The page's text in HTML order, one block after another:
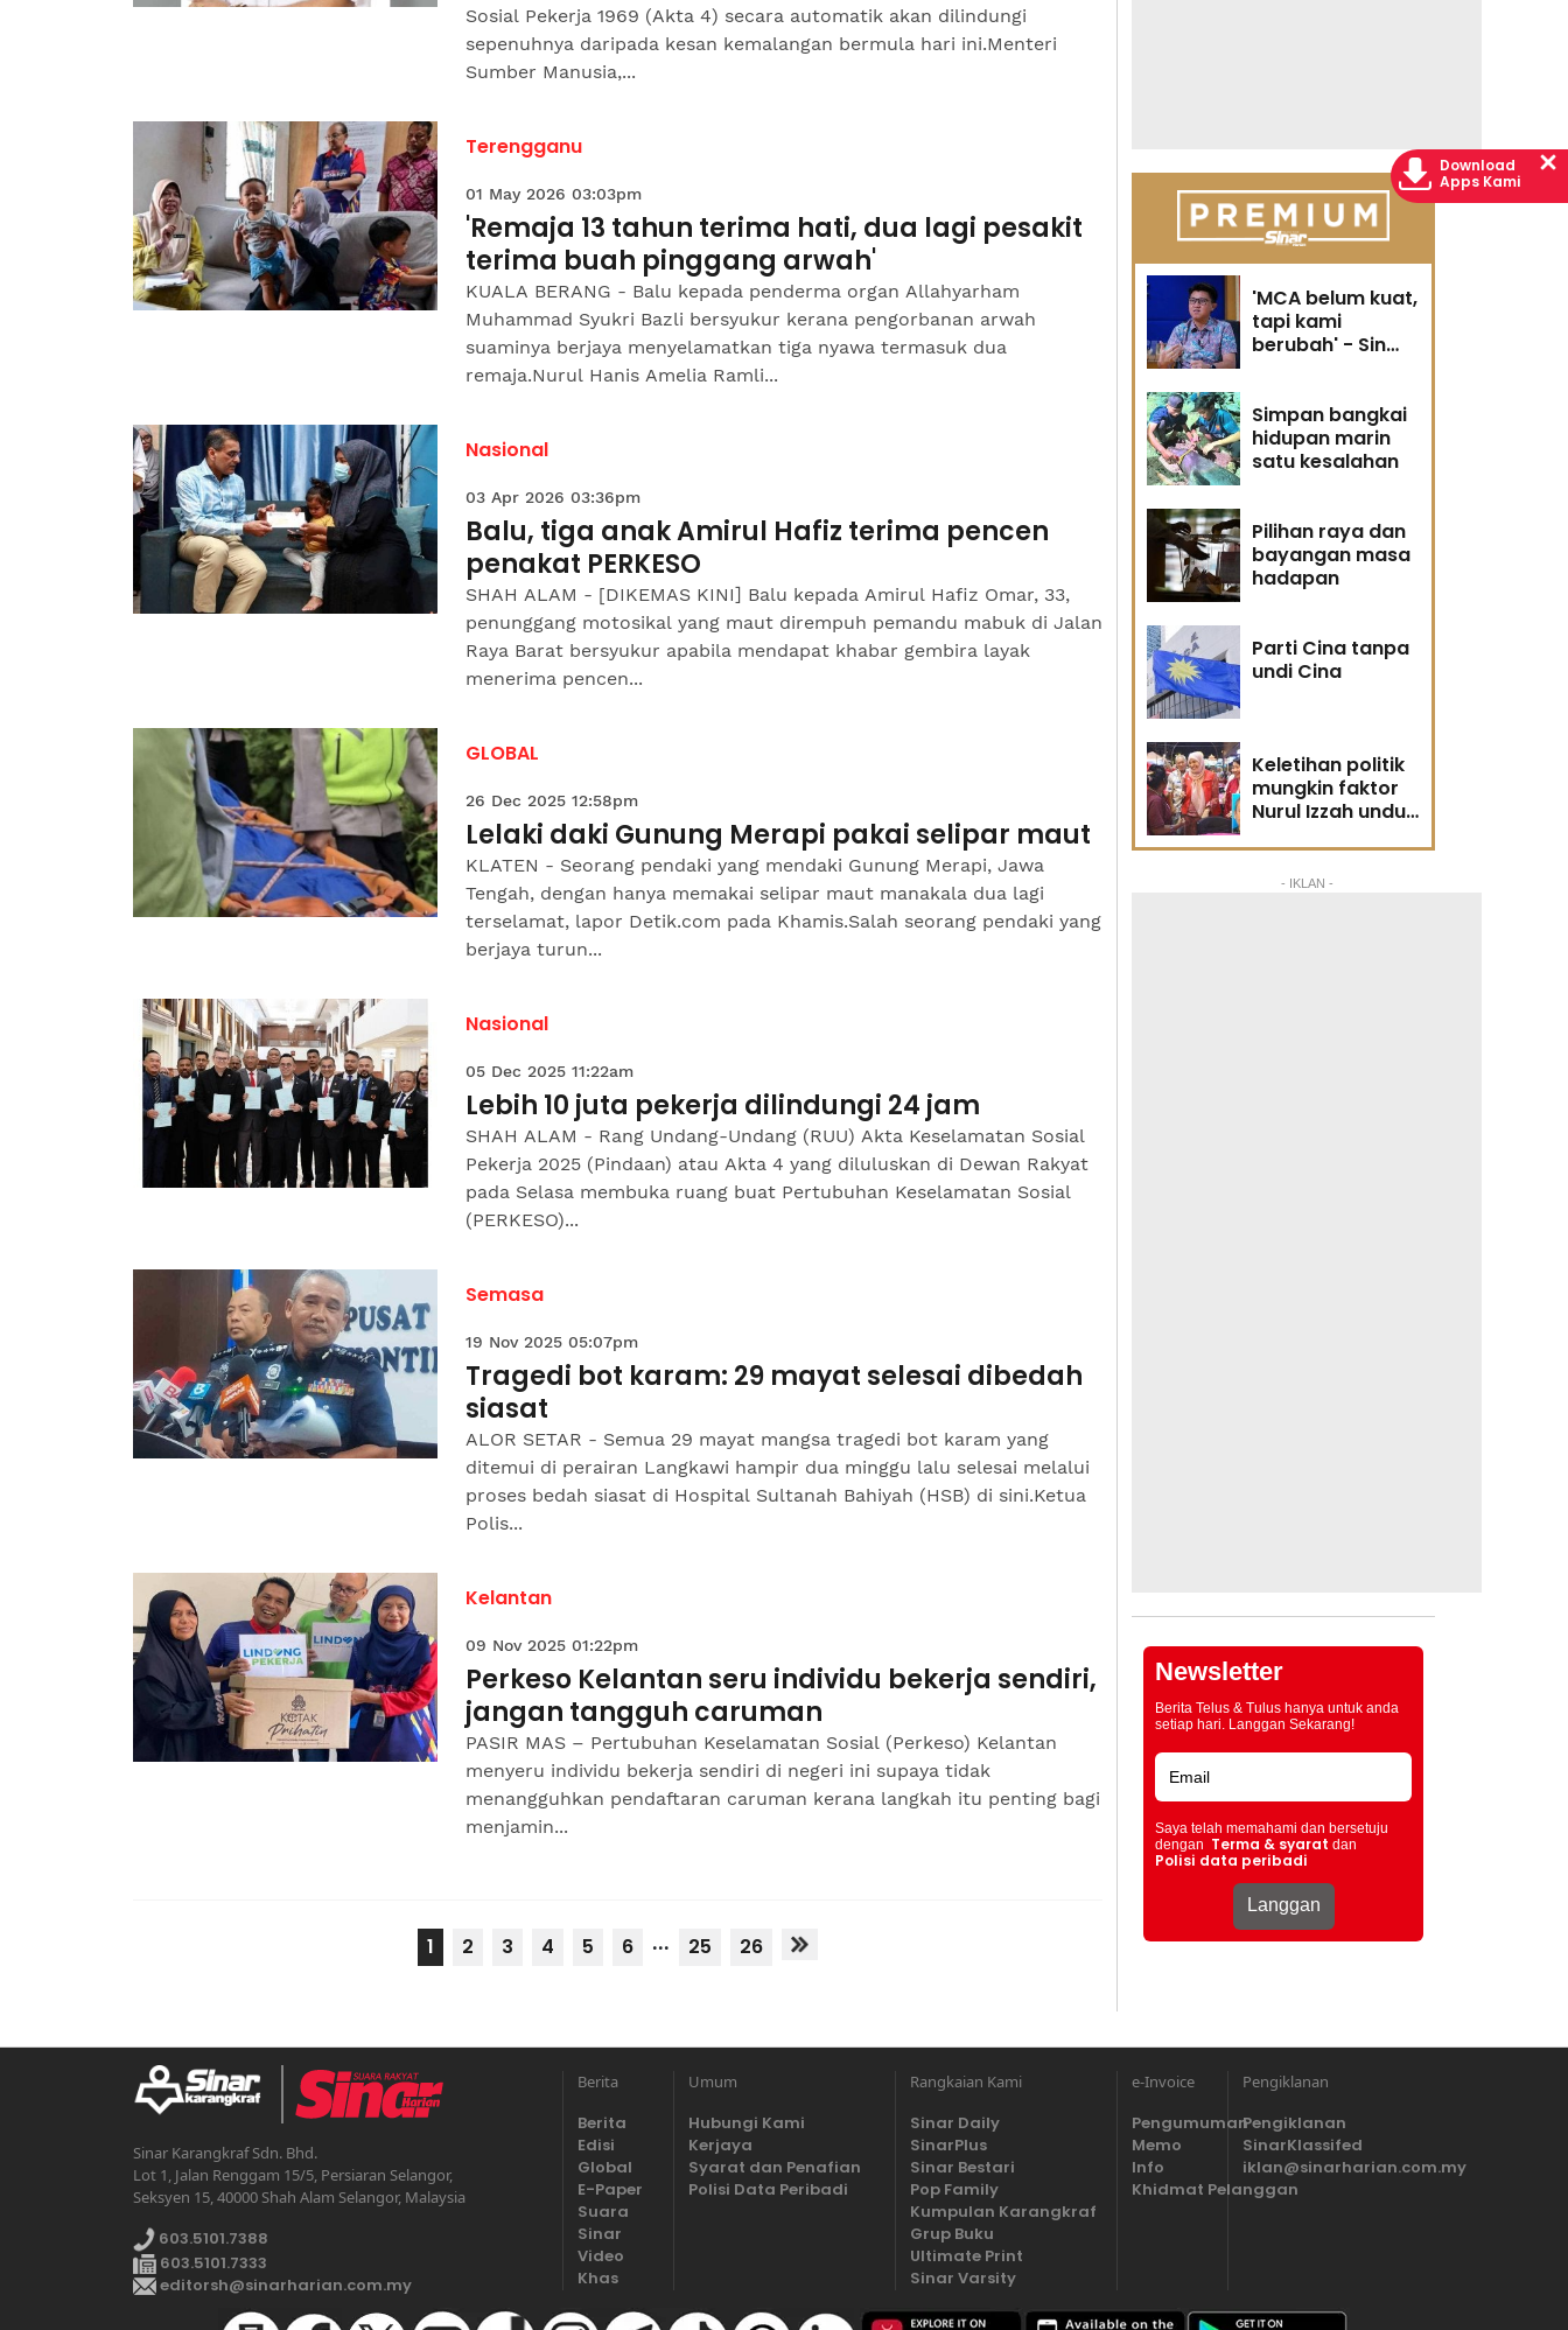
Sosial Pekerja 1969 (Akta 4) secara automatik akan dilindungi
sepenuhnya daripada kesan kemalangan bermula hari ini.Menteri
Sumber Manusia,...
Terengganu
01 May 2026 03:03pm
'Remaja 13 tahun terima hati, dua lagi pesakit
terima buah pinggang arwah'
KUALA BERANG - Balu kepada penderma organ Allahyarham
Muhammad Syukri Bazli bersyukur kerana pengorbanan arwah
suaminya berjaya menyelamatkan tiga nyawa termasuk dua
remaja.Nurul Hanis Amelia Ramli...
Nasional
03 Apr 2026 03:36pm
Balu, tiga anak Amirul Hafiz terima pencen
penakat PERKESO
SHAH ALAM - [DIKEMAS KINI] Balu kepada Amirul Hafiz Omar, 33,
penunggang motosikal yang maut dirempuh pemandu mabuk di Jalan
Raya Barat bersyukur apabila mendapat khabar gembira layak
menerima pencen...
GLOBAL
26 Dec 2025 12:58pm
Lelaki daki Gunung Merapi pakai selipar maut
KLATEN - Seorang pendaki yang mendaki Gunung Merapi, Jawa
Tengah, dengan hanya memakai selipar maut manakala dua lagi
terselamat, lapor Detik.com pada Khamis.Salah seorang pendaki yang
berjaya turun...
Nasional
05 Dec 2025 11:22am
Lebih 10 juta pekerja dilindungi 24 jam
SHAH ALAM - Rang Undang-Undang (RUU) Akta Keselamatan Sosial
Pekerja 2025 (Pindaan) atau Akta 4 yang diluluskan di Dewan Rakyat
pada Selasa membuka ruang buat Pertubuhan Keselamatan Sosial
(PERKESO)...
Semasa
19 Nov 2025 05:07pm
Tragedi bot karam: 29 mayat selesai dibedah
siasat
ALOR SETAR - Semua 29 mayat mangsa tragedi bot karam yang
ditemui di perairan Langkawi hampir dua minggu lalu selesai melalui
proses bedah siasat di Hospital Sultanah Bahiyah (HSB) di sini.Ketua
Polis...
Kelantan
09 Nov 2025 01:22pm
Perkeso Kelantan seru individu bekerja sendiri,
jangan tangguh caruman
PASIR MAS – Pertubuhan Keselamatan Sosial (Perkeso) Kelantan
menyeru individu bekerja sendiri di negeri ini supaya tidak
menangguhkan pendaftaran caruman kerana langkah itu penting bagi
menjamin...
1 2 3 4 5 6 ... 25 26
'MCA belum kuat,
tapi kami
berubah' - Sin
Simpan bangkai
hidupan marin
satu kesalahan
Pilihan raya dan
bayangan masa
hadapan
Parti Cina tanpa
undi Cina
Keletihan politik
mungkin faktor
Nurul Izzah undur
Penganalisis
politik
- IKLAN -
Newsletter
Berita Telus & Tulus hanya untuk anda
setiap hari. Langgan Sekarang!
Saya telah memahami dan bersetuju
dengan Terma & syarat dan
Polisi data peribadi
Sinar Karangkraf Sdn. Bhd.
Lot 1, Jalan Renggam 15/5, Persiaran Selangor,
Seksyen 15, 40000 Shah Alam Selangor, Malaysia
603.5101.7388
603.5101.7333
editorsh@sinarharian.com.my
Berita
Berita
Edisi
Global
E-Paper
Suara
Sinar
Video
Khas
Umum
Hubungi Kami
Kerjaya
Syarat dan Penafian
Polisi Data Peribadi
Rangkaian Kami
Sinar Daily
SinarPlus
Sinar Bestari
Pop Family
Kumpulan Karangkraf
Grup Buku
Ultimate Print
Sinar Varsity
e-Invoice
Pengumuman
Memo
Info
Khidmat Pelanggan
Pengiklanan
Pengiklanan
SinarKlassifed
iklan@sinarharian.com.my
Download
Apps Kami